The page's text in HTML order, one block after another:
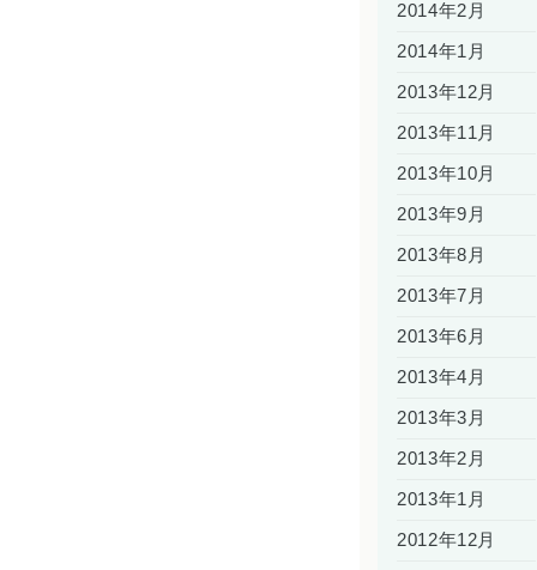
2014年2月
2014年1月
2013年12月
2013年11月
2013年10月
2013年9月
2013年8月
2013年7月
2013年6月
2013年4月
2013年3月
2013年2月
2013年1月
2012年12月